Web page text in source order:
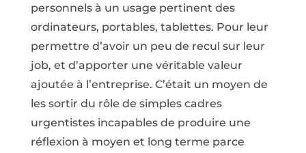
personnels à un usage pertinent des
ordinateurs, portables, tablettes. Pour leur
permettre d’avoir un peu de recul sur leur
job, et d’apporter une véritable valeur
ajoutée à l’entreprise. C’était un moyen de
les sortir du rôle de simples cadres
urgentistes incapables de produire une
réflexion à moyen et long terme parce